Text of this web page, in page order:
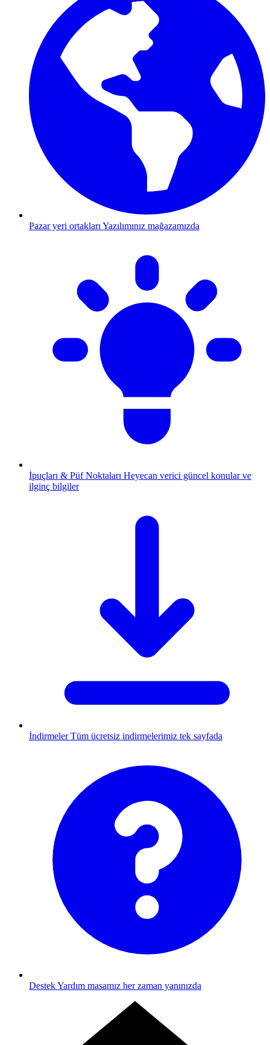
Pazar yeri ortakları Yazılımınız mağazamızda
İpuçları & Püf Noktaları Heyecan verici güncel konular ve
ilginç bilgiler
İndirmeler Tüm ücretsiz indirmelerimiz tek sayfada
DestekYardım masamız her zaman yanınızda